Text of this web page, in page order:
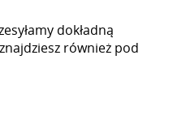
dokładną
również pod